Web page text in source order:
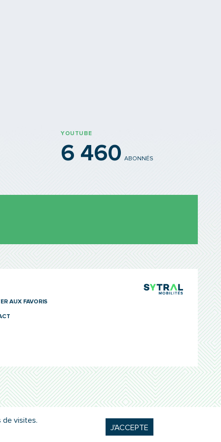
YOUTUBE
6 460 ABONNÉS
AUX FAVORIS
TCL
de visites.
J'ACCEPTE